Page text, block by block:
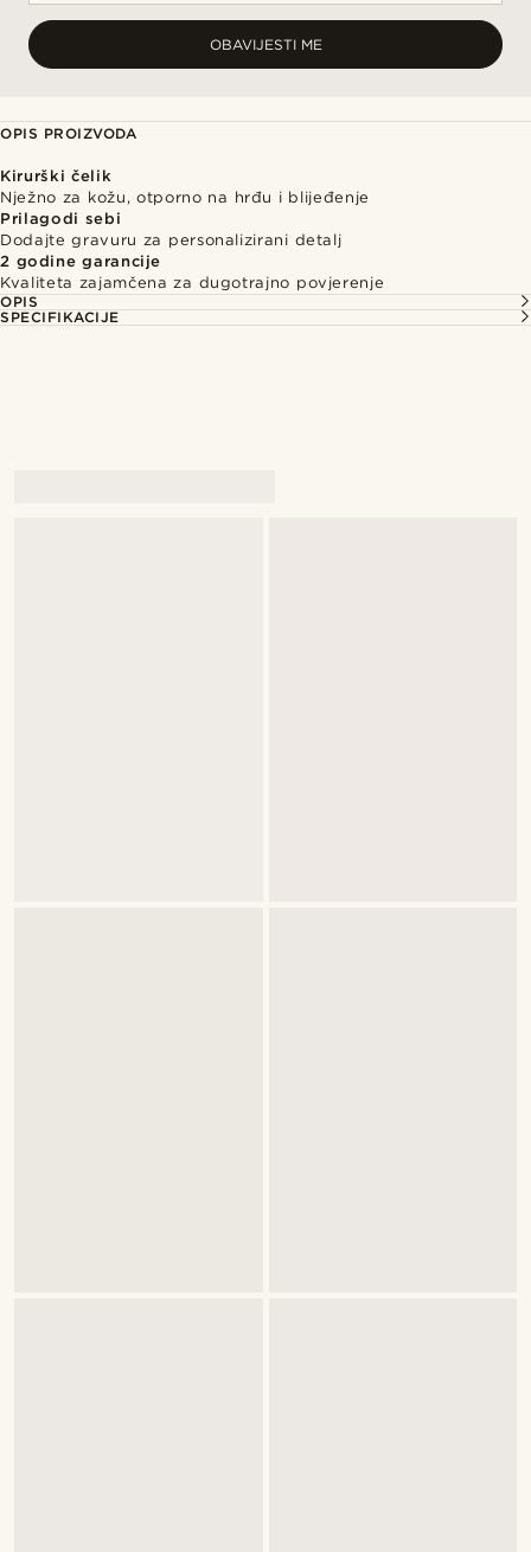
OBAVIJESTI ME
OPIS PROIZVODA
Kirurški čelik
Nježno za kožu, otporno na hrđu i blijeđenje
Prilagodi sebi
Dodajte gravuru za personalizirani detalj
2 godine garancije
Kvaliteta zajamčena za dugotrajno povjerenje
OPIS
SPECIFIKACIJE